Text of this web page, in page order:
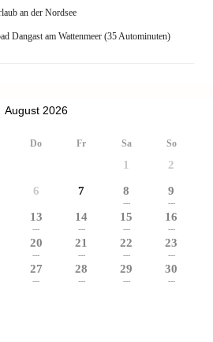
an der Nordsee
Dangast am Wattenmeer (35 Autominuten)
August 2026
Do Fr Sa So
1 2
6 7 8
---
9
---
13
---
14
---
15
---
16
---
20
---
21
---
22
---
23
---
27
---
28
---
29
---
30
---